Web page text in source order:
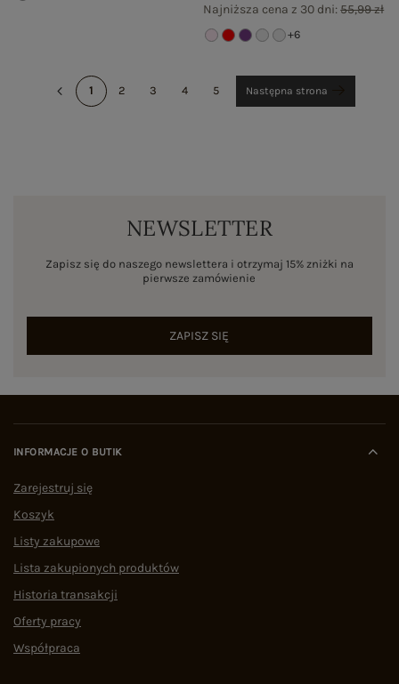
Najniższa cena z 30 dni:55,99 zł
+6
1 2 3 4 5 Następna strona
NEWSLETTER
Zapisz się do naszego newslettera i otrzymaj 15% zniżki na
pierwsze zamówienie
ZAPISZ SIĘ
INFORMACJE O BUTIK
Zarejestruj się
Koszyk
Listy zakupowe
Lista zakupionych produktów
Historia transakcji
Oferty pracy
Współpraca